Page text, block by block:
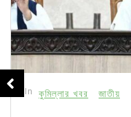
In কুমিল্লার খবর জাতীয়